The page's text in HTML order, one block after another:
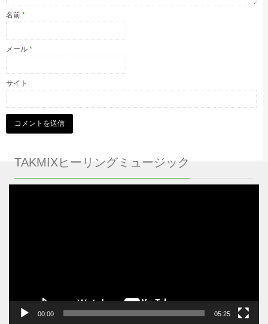
名前 *
メール *
サイト
TAKMIXヒーリングミュージック
00:00 05:25